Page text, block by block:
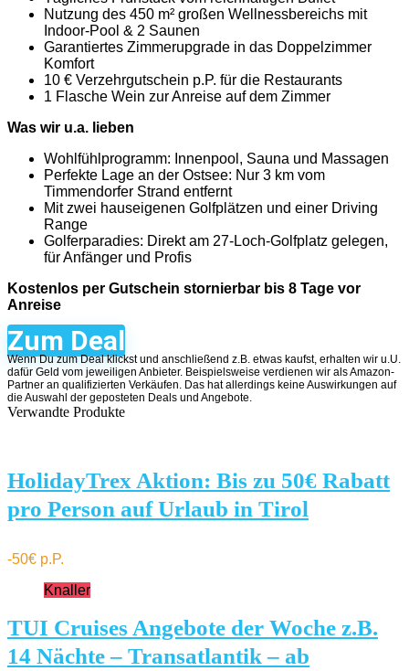
Nutzung des 450 m² großen Wellnessbereichs mit
Indoor-Pool & 2 Saunen
Garantiertes Zimmerupgrade in das Doppelzimmer
Komfort
10 € Verzehrgutschein p.P. für die Restaurants
1 Flasche Wein zur Anreise auf dem Zimmer
Was wir u.a. lieben
Wohlfühlprogramm: Innenpool, Sauna und Massagen
Perfekte Lage an der Ostsee: Nur 3 km vom
Timmendorfer Strand entfernt
Mit zwei hauseigenen Golfplätzen und einer Driving
Range
Golferparadies: Direkt am 27-Loch-Golfplatz gelegen,
für Anfänger und Profis
Kostenlos per Gutschein stornierbar bis 8 Tage vor
Anreise
Zum Deal
Wenn Du zum Deal klickst und anschließend z.B. etwas kaufst, erhalten wir u.U.
dafür Geld vom jeweiligen Anbieter. Beispielsweise verdienen wir als Amazon-
Partner an qualifizierten Verkäufen. Das hat allerdings keine Auswirkungen auf
die Auswahl der geposteten Deals und Angebote.
Verwandte Produkte
HolidayTrex Aktion: Bis zu 50€ Rabatt
pro Person auf Urlaub in Tirol
-50€ p.P.
Knaller
TUI Cruises Angebote der Woche z.B.
14 Nächte – Transatlantik – ab